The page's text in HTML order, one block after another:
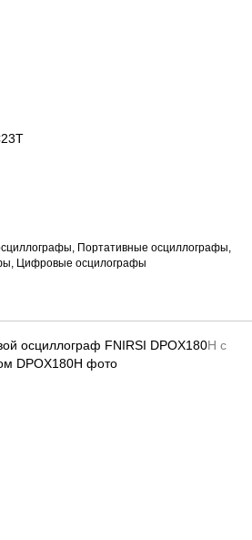
Портативные осциллографы,
Цифровые осцилографы